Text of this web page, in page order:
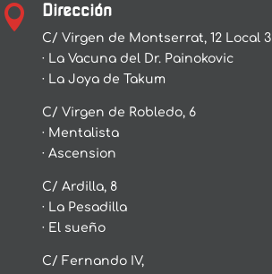
 Dirección
C/ Virgen de Montserrat, 12 Local 3
· La Vacuna del Dr. Painokovic
· La Joya de Takum
C/ Virgen de Robledo, 6
· Mentalista
· Ascension
C/ Ardilla, 8
· La Pesadilla
· El sueño
C/ Fernando IV,